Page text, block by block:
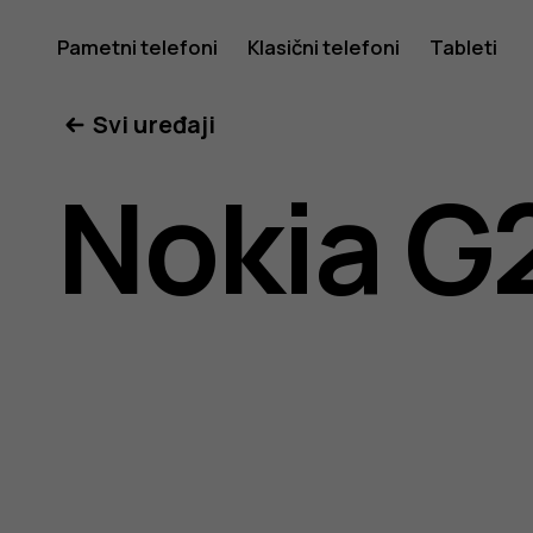
Nokia
G20
uputstvo
Pametni telefoni Klasični telefoni Tableti
Svi uređaji
Nokia